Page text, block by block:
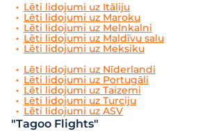
Lēti lidojumi uz Itāliju
Lēti lidojumi uz Maroku
Lēti lidojumi uz Melnkalni
Lēti lidojumi uz Maldīvu salu
Lēti lidojumi uz Meksiku
Lēti lidojumi uz Nīderlandi
Lēti lidojumi uz Portugāli
Lēti lidojumi uz Taizemi
Lēti lidojumi uz Turciju
Lēti lidojumi uz ASV
"Tagoo Flights"